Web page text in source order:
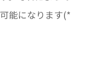
能になります(*